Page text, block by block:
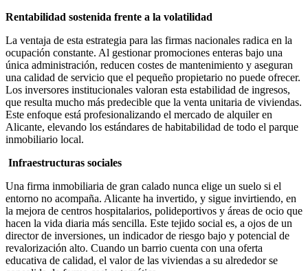
Rentabilidad sostenida frente a la volatilidad
La ventaja de esta estrategia para las firmas nacionales radica en la
ocupación constante. Al gestionar promociones enteras bajo una
única administración, reducen costes de mantenimiento y aseguran
una calidad de servicio que el pequeño propietario no puede ofrecer.
Los inversores institucionales valoran esta estabilidad de ingresos,
que resulta mucho más predecible que la venta unitaria de viviendas.
Este enfoque está profesionalizando el mercado de alquiler en
Alicante, elevando los estándares de habitabilidad de todo el parque
inmobiliario local.
Infraestructuras sociales
Una firma inmobiliaria de gran calado nunca elige un suelo si el
entorno no acompaña. Alicante ha invertido, y sigue invirtiendo, en
la mejora de centros hospitalarios, polideportivos y áreas de ocio que
hacen la vida diaria más sencilla. Este tejido social es, a ojos de un
director de inversiones, un indicador de riesgo bajo y potencial de
revalorización alto. Cuando un barrio cuenta con una oferta
educativa de calidad, el valor de las viviendas a su alrededor se